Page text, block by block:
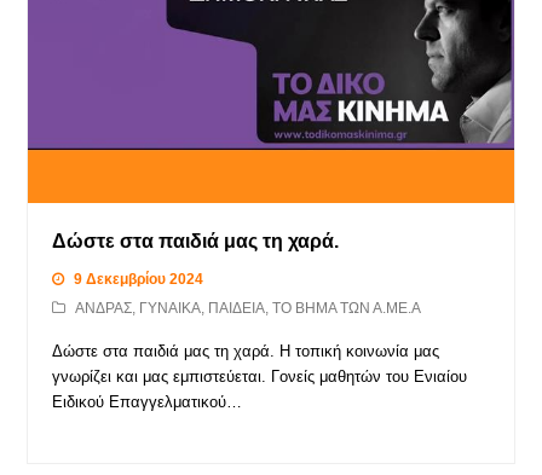
Δώστε στα παιδιά μας τη χαρά.
9 Δεκεμβρίου 2024
ΑΝΔΡΑΣ, ΓΥΝΑΙΚΑ, ΠΑΙΔΕΙΑ,ΤΟ ΒΗΜΑ ΤΩΝ Α.ΜΕ.Α
Δώστε στα παιδιά μας τη χαρά. Η τοπική κοινωνία μας
γνωρίζει και μας εμπιστεύεται. Γονείς μαθητών του Ενιαίου
Ειδικού Επαγγελματικού…